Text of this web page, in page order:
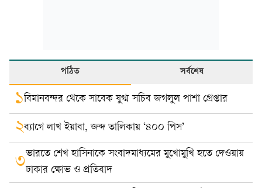
পঠিত সর্বশেষ
১বিমানবন্দর থেকে সাবেক যুগ্ম সচিব জগলুল পাশা গ্রেপ্তার
২ব্যাগে লাখ ইয়াবা, জব্দ তালিকায় ‘৪০০ পিস’
৩ভারতে শেখ হাসিনাকে সংবাদমাধ্যমের মুখোমুখি হতে দেওয়ায়
ঢাকার ক্ষোভ ও প্রতিবাদ